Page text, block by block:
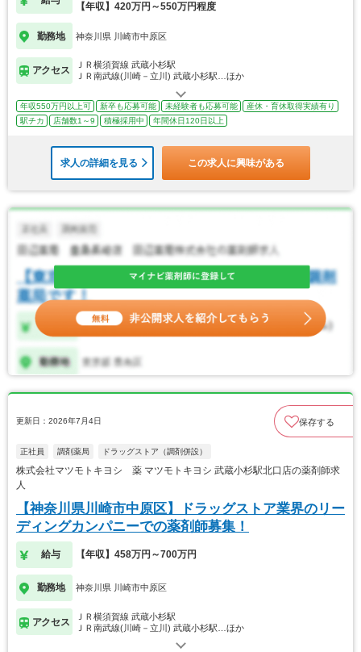
【年収】420万円～550万円程度
勤務地 神奈川県 川崎市中原区
アクセス
ＪＲ横須賀線 武蔵小杉駅
ＪＲ南武線(川崎－立川) 武蔵小杉駅…ほか
年収550万円以上可 新卒も応募可能 未経験者も応募可能
産休・育休取得実績有り
駅チカ
店舗数1～9 積極採用中 年間休日120日以上
求人の詳細を見る この求人に興味がある
更新日：2026年7月4日 保存する
正社員 調剤薬局 ドラッグストア（調剤併設）
株式会社マツモトキヨシ 薬 マツモトキヨシ 武蔵小杉駅北口店の薬剤師求
人
【神奈川県川崎市中原区】ドラッグストア業界のリー
ディングカンパニーでの薬剤師募集！
給与 【年収】458万円～700万円
勤務地 神奈川県 川崎市中原区
アクセス
ＪＲ横須賀線 武蔵小杉駅
ＪＲ南武線(川崎－立川) 武蔵小杉駅…ほか